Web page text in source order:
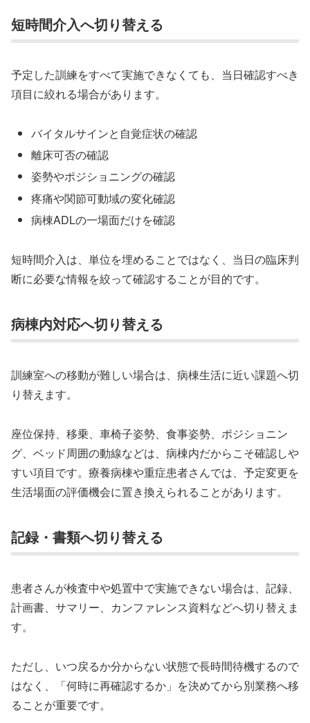
短時間介入へ切り替える
予定した訓練をすべて実施できなくても、当日確認すべき
項目に絞れる場合があります。
バイタルサインと自覚症状の確認
離床可否の確認
姿勢やポジショニングの確認
疼痛や関節可動域の変化確認
病棟ADLの一場面だけを確認
短時間介入は、単位を埋めることではなく、当日の臨床判
断に必要な情報を絞って確認することが目的です。
病棟内対応へ切り替える
訓練室への移動が難しい場合は、病棟生活に近い課題へ切
り替えます。
座位保持、移乗、車椅子姿勢、食事姿勢、ポジショニン
グ、ベッド周囲の動線などは、病棟内だからこそ確認しや
すい項目です。療養病棟や重症患者さんでは、予定変更を
生活場面の評価機会に置き換えられることがあります。
記録・書類へ切り替える
患者さんが検査中や処置中で実施できない場合は、記録、
計画書、サマリー、カンファレンス資料などへ切り替えま
す。
ただし、いつ戻るか分からない状態で長時間待機するので
はなく、「何時に再確認するか」を決めてから別業務へ移
ることが重要です。